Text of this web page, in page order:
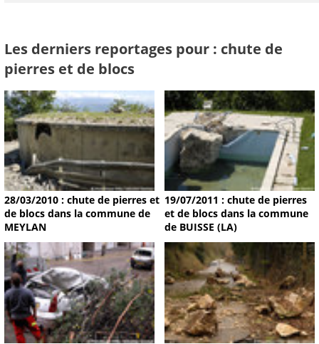
Les derniers reportages pour : chute de
pierres et de blocs
28/03/2010 : chute de pierres et
de blocs dans la commune de
MEYLAN
19/07/2011 : chute de pierres
et de blocs dans la commune
de BUISSE (LA)